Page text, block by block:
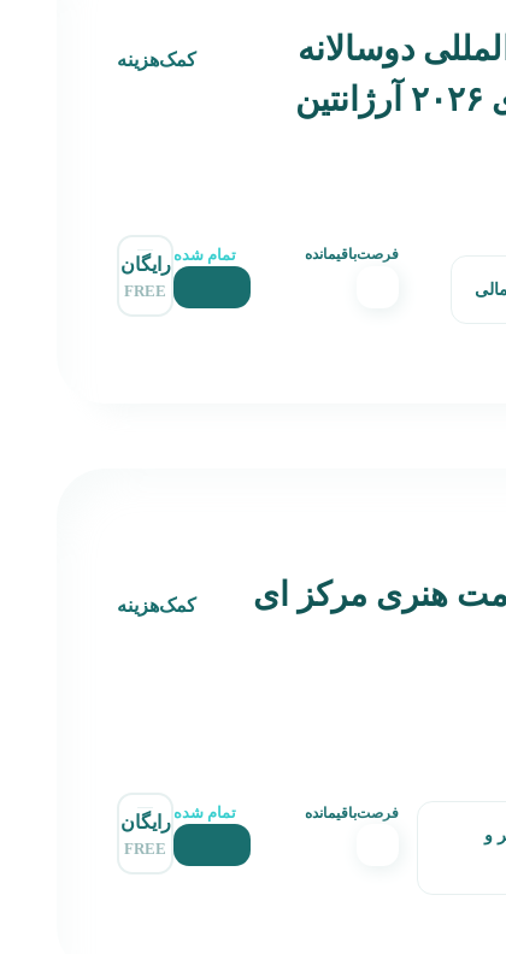
دوسالانه
کمک‌هزینه
فرصت‌باقیمانده تمام شده رایگان
FREE
هنری مرکز ای
کمک‌هزینه
و
فرصت‌باقیمانده تمام شده رایگان
FREE